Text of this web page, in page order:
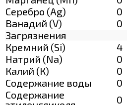
Серебро (Ag)
0
Ванадий (V)
0
Загрязнения
Кремний (Si)
4
Натрий (Na)
0
Калий (К)
0
Содержание воды
0
Содержание
0